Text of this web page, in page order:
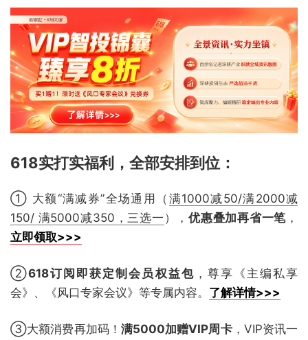
618实打实福利，全部安排到位 ：
① 大额“满减券”全场通用（ 满1000减50/满2000减
150/ 满5000减350，三选一 ），优惠叠加再省一笔 ，
立即领取>>>
②618订阅即获定制会员权益包 ，尊享《主编私享
会》、《风口专家会议》等专属内容。 了解详情>>>
③大额消费再加码！ 满5000加赠VIP周卡，VIP资讯一